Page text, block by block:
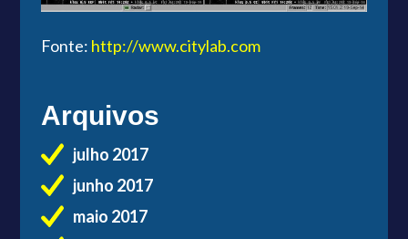
Fonte: http://www.citylab.com
Arquivos
julho 2017
junho 2017
maio 2017